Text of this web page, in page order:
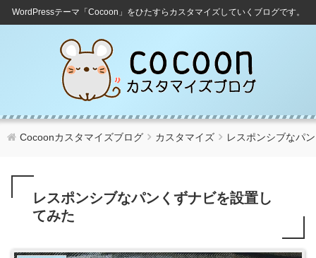
WordPressテーマ「Cocoon」をひたすらカスタマイズしていくブログです。
Cocoonカスタマイズブログ カスタマイズ レスポンシブなパ
レスポンシブなパンくずナビを設置し
てみた